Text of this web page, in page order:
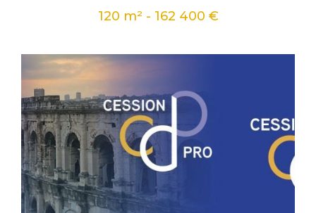
120 m² - 162 400 €